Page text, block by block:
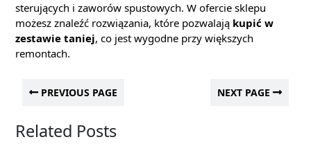
sterujących i zaworów spustowych. W ofercie sklepu
możesz znaleźć rozwiązania, które pozwalają kupić w
zestawie taniej, co jest wygodne przy większych
remontach.
PREVIOUS PAGE NEXT PAGE
Related Posts